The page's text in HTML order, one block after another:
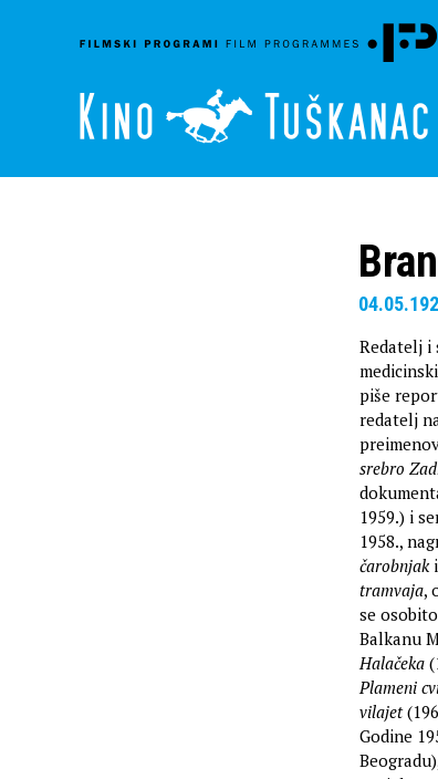
Redatelj i
piše
redatelj
srebro
1959.) i
1958.,
čarobnjak
tramvaja,
se
Balkanu
Halačeka
Plameni
vilajet
Godine